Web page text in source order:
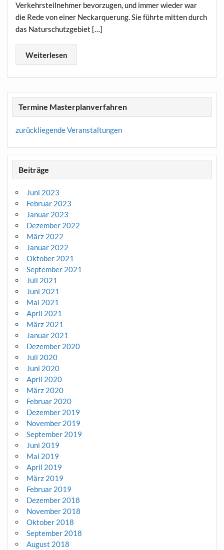
Verkehrsteilnehmer bevorzugen, und immer wieder war
die Rede von einer Neckarquerung. Sie führte mitten durch
das Naturschutzgebiet […]
Weiterlesen
Termine Masterplanverfahren
zurückliegende Veranstaltungen
Beiträge
Juni 2023
Februar 2023
Januar 2023
Dezember 2022
März 2022
Januar 2022
Oktober 2021
September 2021
Juli 2021
Juni 2021
Mai 2021
April 2021
März 2021
Januar 2021
Dezember 2020
Juli 2020
Juni 2020
April 2020
März 2020
Februar 2020
Dezember 2019
November 2019
September 2019
Juni 2019
Mai 2019
April 2019
März 2019
Februar 2019
Dezember 2018
November 2018
Oktober 2018
September 2018
August 2018